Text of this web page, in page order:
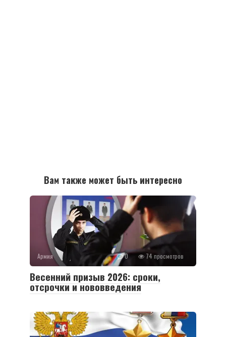
Вам также может быть интересно
Армия 0 74 просмотров
Весенний призыв 2026: сроки,
отсрочки и нововведения